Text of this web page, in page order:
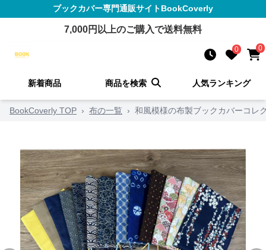
ブックカバー専門通販サイトBookCoverly
7,000円以上のご購入で送料無料
0 0
新着商品 商品を検索 人気ランキング
BookCoverly TOP › 布の一覧 › 和風模様の布製ブックカバーコレ